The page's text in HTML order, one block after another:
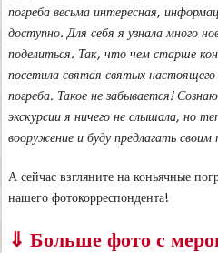
погреба весьма интересная,
доступно. Для себя я узнала много
поделиться. Так, что чем старше
посетила святая святых
погреба. Такое не забывается!
экскурсии я ничего не слышала, но
вооружение и буду предлагать
А сейчас взгляните на коньячные
нашего фотокорреспондента!
⇓ Больше фото с